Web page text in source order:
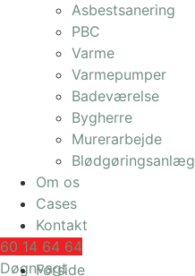
Asbestsanering
PBC
Varme
Varmepumper
Badeværelse
Bygherre
Murerarbejde
Blødgøringsanlæg
Om os
Cases
Kontakt
60 14 64 64
Døgnvagt
Forside